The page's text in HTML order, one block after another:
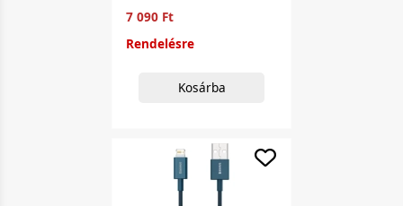
7 090 Ft
Rendelésre
Kosárba